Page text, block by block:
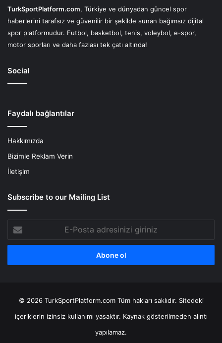
TurkSportPlatform.com, Türkiye ve dünyadan güncel spor
haberlerini tarafsız ve güvenilir bir şekilde sunan bağımsız dijital
spor platformudur. Futbol, basketbol, tenis, voleybol, e-spor,
motor sporları ve daha fazlası tek çatı altında!
Social
Faydalı bağlantılar
Hakkımızda
Bizimle Reklam Verin
İletişim
Subscribe to our Mailing List
Posta
adresinizi
© 2026 TurkSportPlatform.com Tüm hakları saklıdır. Sitedeki
içeriklerin izinsiz kullanımı yasaktır. Kaynak gösterilmeden alıntı
yapılamaz.